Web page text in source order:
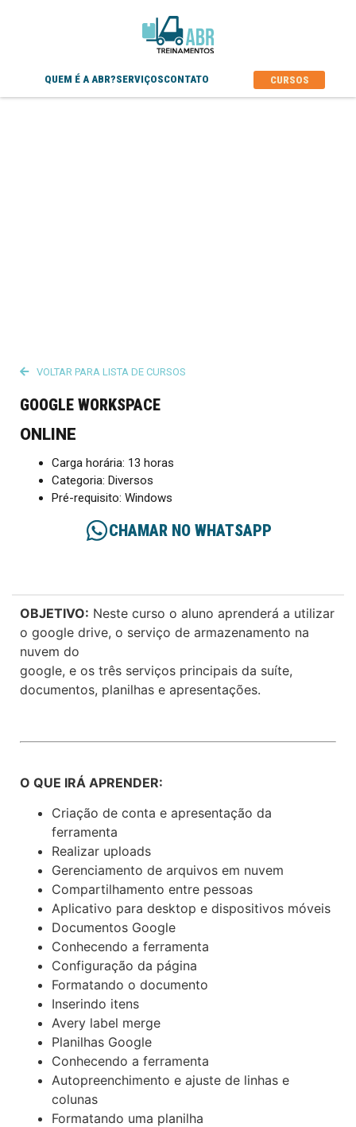
QUEM É A ABR?SERVIÇOSCONTATO CURSOS
VOLTAR PARA LISTA DE CURSOS
GOOGLE WORKSPACE
ONLINE
Carga horária: 13 horas
Categoria: Diversos
Pré-requisito: Windows
CHAMAR NO WHATSAPP
OBJETIVO: Neste curso o aluno aprenderá a utilizar
o google drive, o serviço de armazenamento na
nuvem do
google, e os três serviços principais da suíte,
documentos, planilhas e apresentações.
O QUE IRÁ APRENDER:
Criação de conta e apresentação da
ferramenta
Realizar uploads
Gerenciamento de arquivos em nuvem
Compartilhamento entre pessoas
Aplicativo para desktop e dispositivos móveis
Documentos Google
Conhecendo a ferramenta
Configuração da página
Formatando o documento
Inserindo itens
Avery label merge
Planilhas Google
Conhecendo a ferramenta
Autopreenchimento e ajuste de linhas e
colunas
Formatando uma planilha